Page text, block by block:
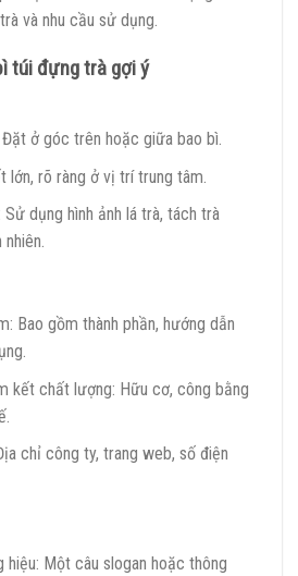
và nhu cầu sử dụng.
túi đựng trà gợi ý
ở góc trên hoặc giữa bao bì.
lớn, rõ ràng ở vị trí trung tâm.
Sử dụng hình ảnh lá trà, tách trà
Bao gồm thành phần, hướng dẫn
kết chất lượng: Hữu cơ, công bằng
chỉ công ty, trang web, số điện
hiệu: Một câu slogan hoặc thông